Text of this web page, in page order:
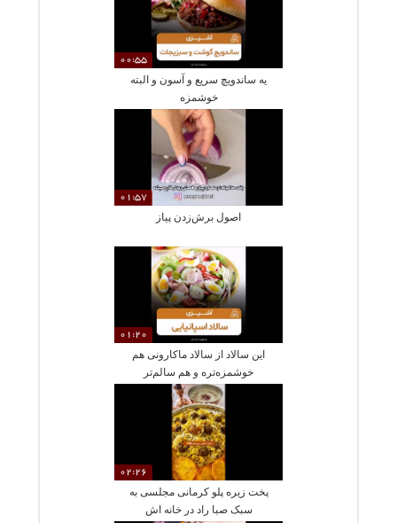
00:55
یه ساندویچ سریع و آسون و البته
خوشمزه
01:57
اصول برش‌زدن پیاز
01:20
این سالاد از سالاد ماکارونی هم
خوشمزه‌تره و هم سالم‌تر
02:26
پخت زیره پلو کرمانی مجلسی به
سبک صبا راد در خانه اش